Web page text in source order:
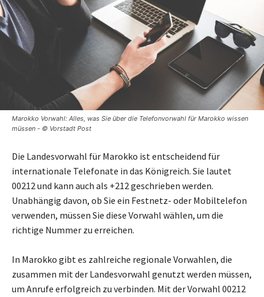
Marokko Vorwahl: Alles, was Sie über die Telefonvorwahl für Marokko wissen
müssen - © Vorstadt Post
Die Landesvorwahl für Marokko ist entscheidend für
internationale Telefonate in das Königreich. Sie lautet
00212 und kann auch als +212 geschrieben werden.
Unabhängig davon, ob Sie ein Festnetz- oder Mobiltelefon
verwenden, müssen Sie diese Vorwahl wählen, um die
richtige Nummer zu erreichen.
In Marokko gibt es zahlreiche regionale Vorwahlen, die
zusammen mit der Landesvorwahl genutzt werden müssen,
um Anrufe erfolgreich zu verbinden. Mit der Vorwahl 00212